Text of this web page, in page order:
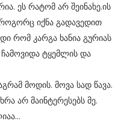
ეს რატომ არ შეინახე.ის
როგორც იქნა გადავედით
რომ კარგა ხანია გურიას
ჩამოვიდა ტყემლის და
მოდის. მოვა სად წავა.
არ მაინტერესებს მე.